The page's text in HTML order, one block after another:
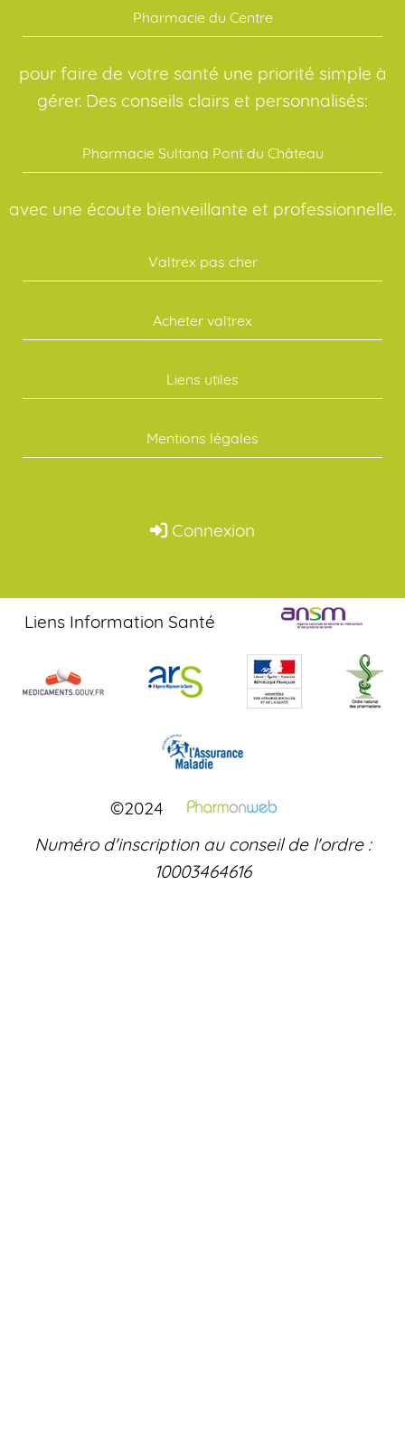
Pharmacie du Centre
pour faire de votre santé une priorité simple à
gérer. Des conseils clairs et personnalisés:
Pharmacie Sultana Pont du Château
avec une écoute bienveillante et professionnelle.
Valtrex pas cher
Acheter valtrex
Liens utiles
Mentions légales
Connexion
Liens Information Santé
©2024
Numéro d'inscription au conseil de l'ordre :
10003464616